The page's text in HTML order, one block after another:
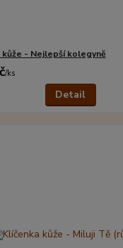
kůže - Nejlepší kolegyně
/ks
Detail